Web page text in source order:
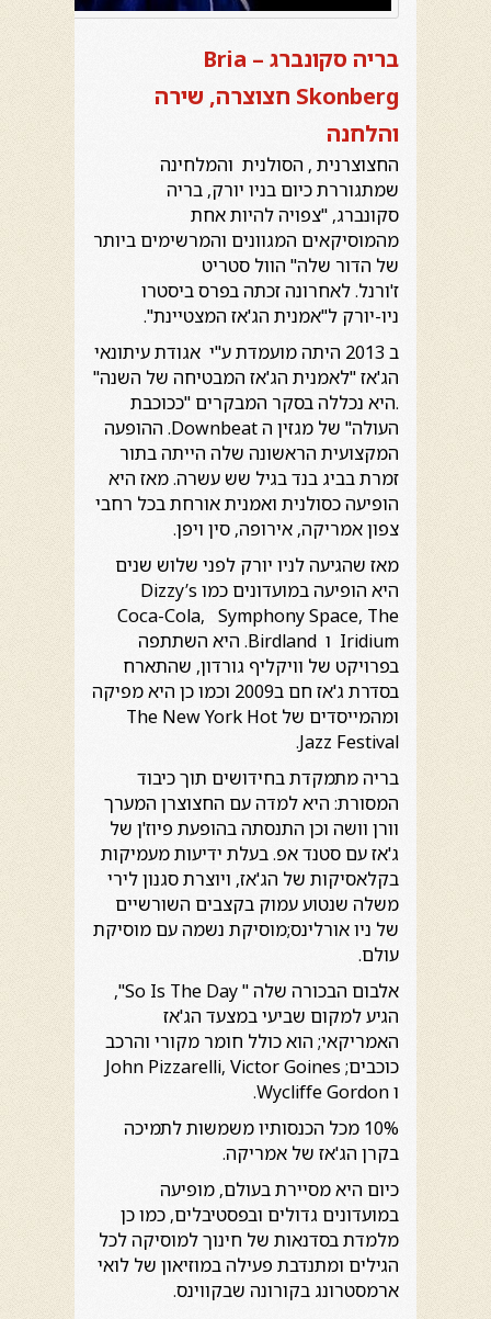
בריה סקונברג – Bria
Skonberg חצוצרה, שירה
והלחנה
החצוצרנית , הסולנית והמלחינה
שמתגוררת כיום בניו יורק, בריה
סקונברג, "צפויה להיות אחת
מהמוסיקאים המגוונים והמרשימים ביותר
של הדור שלה" הוול סטריט
ז'ורנל. לאחרונה זכתה בפרס ביסטרו
ניו-יורק ל"אמנית הג'אז המצטיינת".
ב 2013 היתה מועמדת ע"י אגודת עיתונאי
הג'אז "לאמנית הג'אז המבטיחה של השנה"
.היא נכללה בסקר המבקרים "ככוכבת
העולה" של מגזין ה Downbeat. ההופעה
המקצועית הראשונה שלה הייתה בתור
זמרת בביג בנד בגיל שש עשרה. מאז היא
הופיעה כסולנית ואמנית אורחת בכל רחבי
צפון אמריקה, אירופה, סין ויפן.
מאז שהגיעה לניו יורק לפני שלוש שנים
היא הופיעה במועדונים כמו Dizzy’s
Coca-Cola, Symphony Space, The
Iridium ו Birdland. היא השתתפה
בפרויקט של וויקליף גורדון, שהתארח
בסדרת ג'אז חם ב2009 וכמו כן היא מפיקה
ומהמייסדים של The New York Hot
Jazz Festival.
בריה מתמקדת בחידושים תוך כיבוד
המסורת: היא למדה עם החצוצרן המערך
וורן וושה וכן התנסתה בהופעת פיוז'ן של
ג'אז עם סטנד אפ. בעלת ידיעות מעמיקות
בקלאסיקות של הג'אז, ויוצרת סגנון לירי
משלה שנטוע עמוק בקצבים השורשיים
של ניו אורלינס;מוסיקת נשמה עם מוסיקת
עולם.
אלבום הבכורה שלה " So Is The Day",
הגיע למקום שביעי במצעד הג'אז
האמריקאי; הוא כולל חומר מקורי והרכב
ו Wycliffe Gordon.
10% מכל הכנסותיו משמשות לתמיכה
בקרן הג'אז של אמריקה.
כיום היא מסיירת בעולם, מופיעה
במועדונים גדולים ובפסטיבלים, כמו כן
מלמדת בסדנאות של חינוך למוסיקה לכל
הגילים ומתנדבת פעילה במוזיאון של לואי
ארמסטרונג בקורונה שבקווינס.